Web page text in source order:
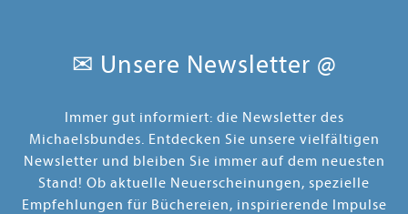
✉ Unsere Newsletter @
Immer gut informiert: die Newsletter des
Michaelsbundes. Entdecken Sie unsere vielfältigen
Newsletter und bleiben Sie immer auf dem neuesten
Stand! Ob aktuelle Neuerscheinungen, spezielle
Empfehlungen für Büchereien, inspirierende Impulse